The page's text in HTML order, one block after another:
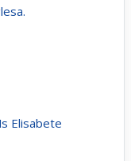
Elisabete